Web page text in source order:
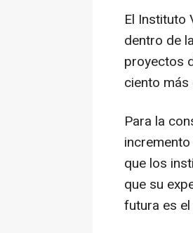
El Instituto
dentro de
proyectos
ciento más
Para la
que los
que su
futura es